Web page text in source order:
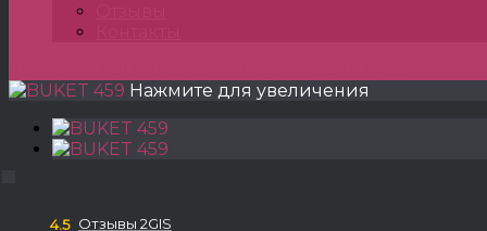
Нажмите для увеличения
4.5 Отзывы 2GIS